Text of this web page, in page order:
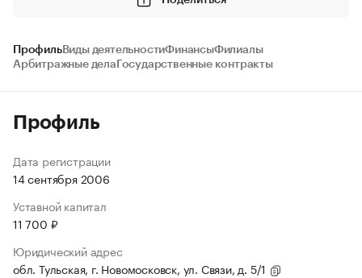
ПрофильВиды деятельностиФинансыФилиалы
Арбитражные дела Государственные контракты
Профиль
Дата регистрации
14 сентября 2006
Уставной капитал
11 700 ₽
Юридический адрес
обл. Тульская, г. Новомосковск, ул. Связи, д. 5/1